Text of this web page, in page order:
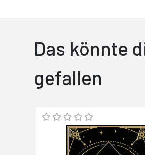
Das könnte
gefallen